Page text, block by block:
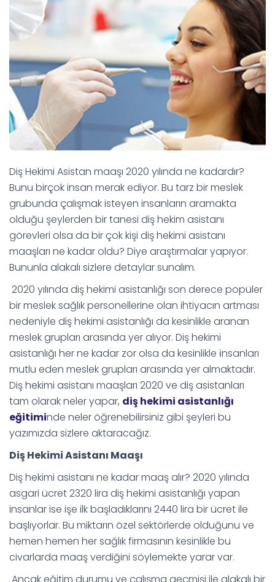
Diş Hekimi Asistan maaşı 2020 yılında ne kadardır?
Bunu birçok insan merak ediyor. Bu tarz bir meslek
grubunda çalışmak isteyen insanların aramakta
olduğu şeylerden bir tanesi diş hekim asistanı
görevleri olsa da bir çok kişi diş hekimi asistanı
maaşları ne kadar oldu? Diye araştırmalar yapıyor.
Bununla alakalı sizlere detaylar sunalım.
2020 yılında diş hekimi asistanlığı son derece popüler
bir meslek sağlık personellerine olan ihtiyacın artması
nedeniyle diş hekimi asistanlığı da kesinlikle aranan
meslek grupları arasında yer alıyor. Diş hekimi
asistanlığı her ne kadar zor olsa da kesinlikle insanları
mutlu eden meslek grupları arasında yer almaktadır.
Diş hekimi asistanı maaşları 2020 ve diş asistanları
tam olarak neler yapar, diş hekimi asistanlığı
eğitiminde neler öğrenebilirsiniz gibi şeyleri bu
yazımızda sizlere aktaracağız.
Diş Hekimi Asistanı Maaşı
Diş hekimi asistanı ne kadar maaş alır? 2020 yılında
asgari ücret 2320 lira diş hekimi asistanlığı yapan
insanlar ise işe ilk başladıklarını 2440 lira bir ücret ile
başlıyorlar. Bu miktarın özel sektörlerde olduğunu ve
hemen hemen her sağlık firmasının kesinlikle bu
civarlarda maaş verdiğini söylemekte yarar var.